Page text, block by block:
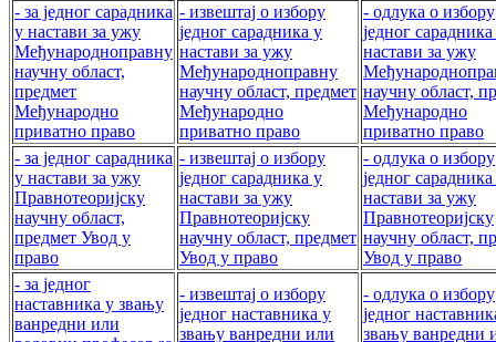
- за једног сарадника
у настави за ужу
Међународноправну
научну област,
предмет
Међународно
приватно право
- извештај о избору
једног сарадника у
настави за ужу
Међународноправну
научну област, предмет
Међународно
приватно право
- одлука о избору
једног
настави за ужу
научну област,
Међународно
приватно право
- за једног сарадника
у настави за ужу
Правнотеоријску
научну област,
предмет Увод у
право
- извештај о избору
једног сарадника у
настави за ужу
Правнотеоријску
научну област, предмет
Увод у право
- одлука о избору
једног
настави за ужу
Правнотеоријску
научну област,
Увод у право
- за једног
наставника у звању
ванредни или
- извештај о избору
једног наставника у
звању ванредни или
- одлука о избору
једног
звању ванредни